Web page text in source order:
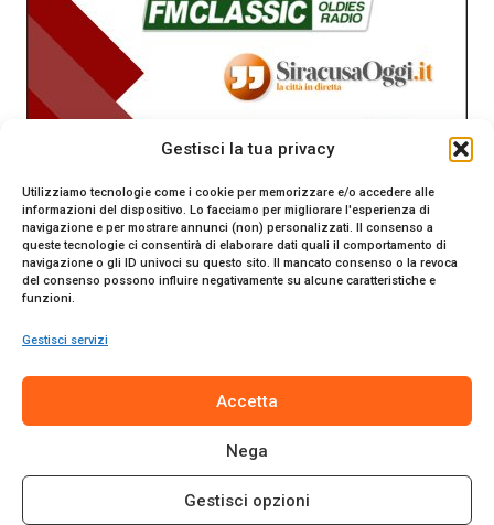
Gestisci la tua privacy
Utilizziamo tecnologie come i cookie per memorizzare e/o accedere alle
informazioni del dispositivo. Lo facciamo per migliorare l'esperienza di
navigazione e per mostrare annunci (non) personalizzati. Il consenso a
queste tecnologie ci consentirà di elaborare dati quali il comportamento di
navigazione o gli ID univoci su questo sito. Il mancato consenso o la revoca
del consenso possono influire negativamente su alcune caratteristiche e
funzioni.
Gestisci servizi
Accetta
Nega
Gestisci opzioni
Tribunale di Siracusa. Direttore responsabile Gianni Catania.
© 2024 Promo Italia S.r.l. Tutti i diritti riservati. | Sito web
realizzato daWeb-Arte.it
Cookie Policy|Termini e Condizioni